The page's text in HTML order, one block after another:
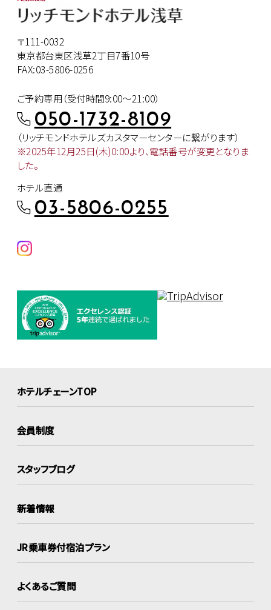
〒111-0032
東京都台東区浅草2丁目7番10号
FAX:03-5806-0256
ご予約専用（受付時間9:00～21:00）
050-1732-8109
（リッチモンドホテルズカスタマーセンターに繋がります）
※2025年12月25日(木)0:00より、電話番号が変更となりま
した。
ホテル直通
03-5806-0255
ホテルチェーンTOP
会員制度
スタッフブログ
新着情報
JR乗車券付宿泊プラン
よくあるご質問